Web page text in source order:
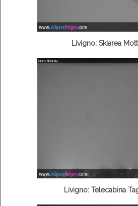
Livigno: Skiarea
Livigno: Telecabina